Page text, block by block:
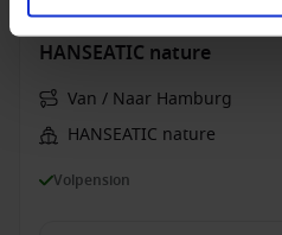
Europa vanaf Hamburg,
HANSEATIC nature
Van / Naar Hamburg
HANSEATIC nature
Volpension